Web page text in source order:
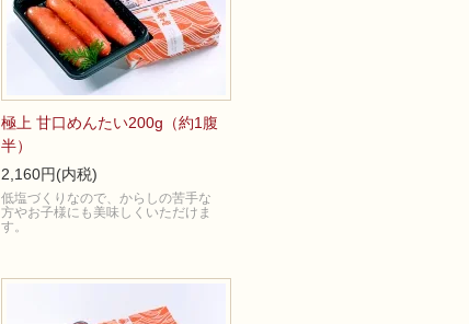
極上 甘口めんたい200g（約1腹
半）
2,160円(内税)
低塩づくりなので、からしの苦手な
方やお子様にも美味しくいただけま
す。